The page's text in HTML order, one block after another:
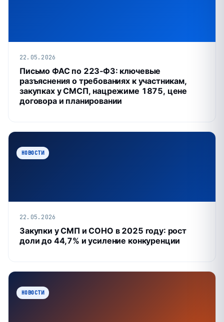
22.05.2026
Письмо ФАС по 223‑ФЗ: ключевые
разъяснения о требованиях к участникам,
закупках у СМСП, нацрежиме 1875, цене
договора и планировании
НОВОСТИ
22.05.2026
Закупки у СМП и СОНО в 2025 году: рост
доли до 44,7% и усиление конкуренции
НОВОСТИ